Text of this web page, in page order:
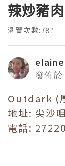
辣炒豬
瀏覽次數:787
發佈
Outdark (
地址: 尖沙
電話: